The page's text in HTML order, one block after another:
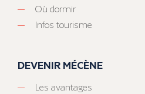
Où dormir
Infos tourisme
DEVENIR MÉCÈNE
Les avantages